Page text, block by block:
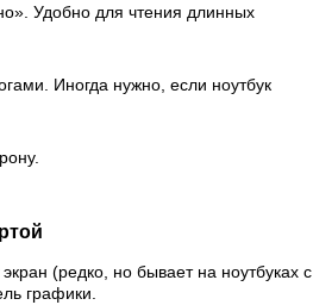
Удобно для чтения длинных
Иногда нужно, если ноутбук
(редко, но бывает на ноутбуках с
графики.